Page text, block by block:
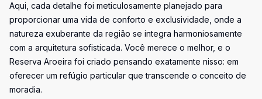
Aqui, cada detalhe foi meticulosamente planejado para
proporcionar uma vida de conforto e exclusividade, onde a
natureza exuberante da região se integra harmoniosamente
com a arquitetura sofisticada. Você merece o melhor, e o
Reserva Aroeira foi criado pensando exatamente nisso: em
oferecer um refúgio particular que transcende o conceito de
moradia.